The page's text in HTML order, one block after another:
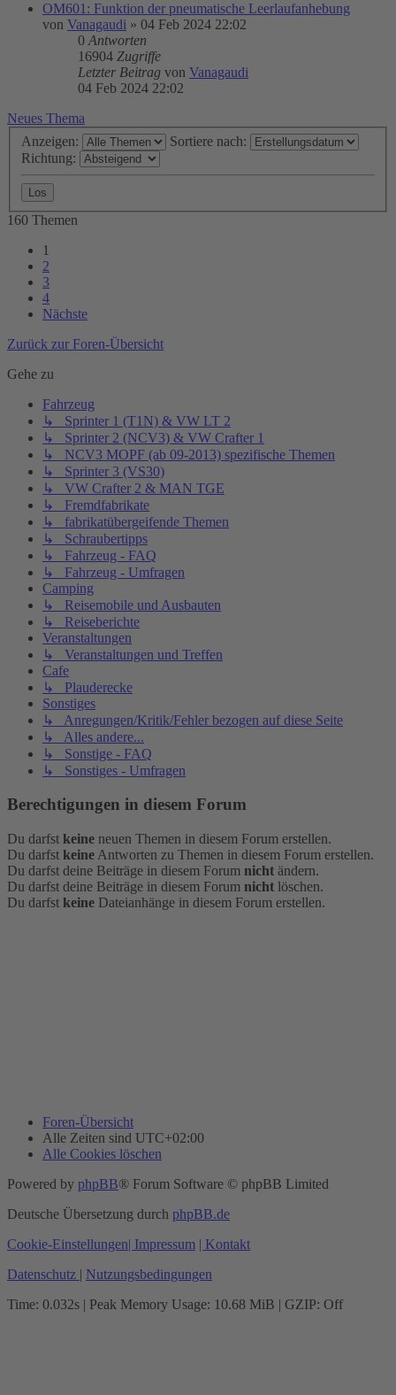
OM601: Funktion der pneumatische Leerlaufanhebung
von Vanagaudi » 04 Feb 2024 22:02
0 Antworten
16904 Zugriffe
Letzter Beitrag von Vanagaudi
04 Feb 2024 22:02
Neues Thema
Anzeigen:
Sortiere nach:
Richtung:
160 Themen
1
2
3
4
Nächste
Zurück zur Foren-Übersicht
Gehe zu
Fahrzeug
↳ Sprinter 1 (T1N) & VW LT 2
↳ Sprinter 2 (NCV3) & VW Crafter 1
↳ NCV3 MOPF (ab 09-2013) spezifische Themen
↳ Sprinter 3 (VS30)
↳ VW Crafter 2 & MAN TGE
↳ Fremdfabrikate
↳ fabrikatübergeifende Themen
↳ Schraubertipps
↳ Fahrzeug - FAQ
↳ Fahrzeug - Umfragen
Camping
↳ Reisemobile und Ausbauten
↳ Reiseberichte
Veranstaltungen
↳ Veranstaltungen und Treffen
Cafe
↳ Plauderecke
Sonstiges
↳ Anregungen/Kritik/Fehler bezogen auf diese Seite
↳ Alles andere...
↳ Sonstige - FAQ
↳ Sonstiges - Umfragen
Berechtigungen in diesem Forum
Du darfst keine neuen Themen in diesem Forum erstellen.
Du darfst keine Antworten zu Themen in diesem Forum erstellen.
Du darfst deine Beiträge in diesem Forum nicht ändern.
Du darfst deine Beiträge in diesem Forum nicht löschen.
Du darfst keine Dateianhänge in diesem Forum erstellen.
Foren-Übersicht
Alle Zeiten sind UTC+02:00
Alle Cookies löschen
Powered by phpBB® Forum Software © phpBB Limited
Deutsche Übersetzung durch phpBB.de
Cookie-Einstellungen| Impressum | Kontakt
Datenschutz | Nutzungsbedingungen
Time: 0.032s | Peak Memory Usage: 10.68 MiB | GZIP: Off